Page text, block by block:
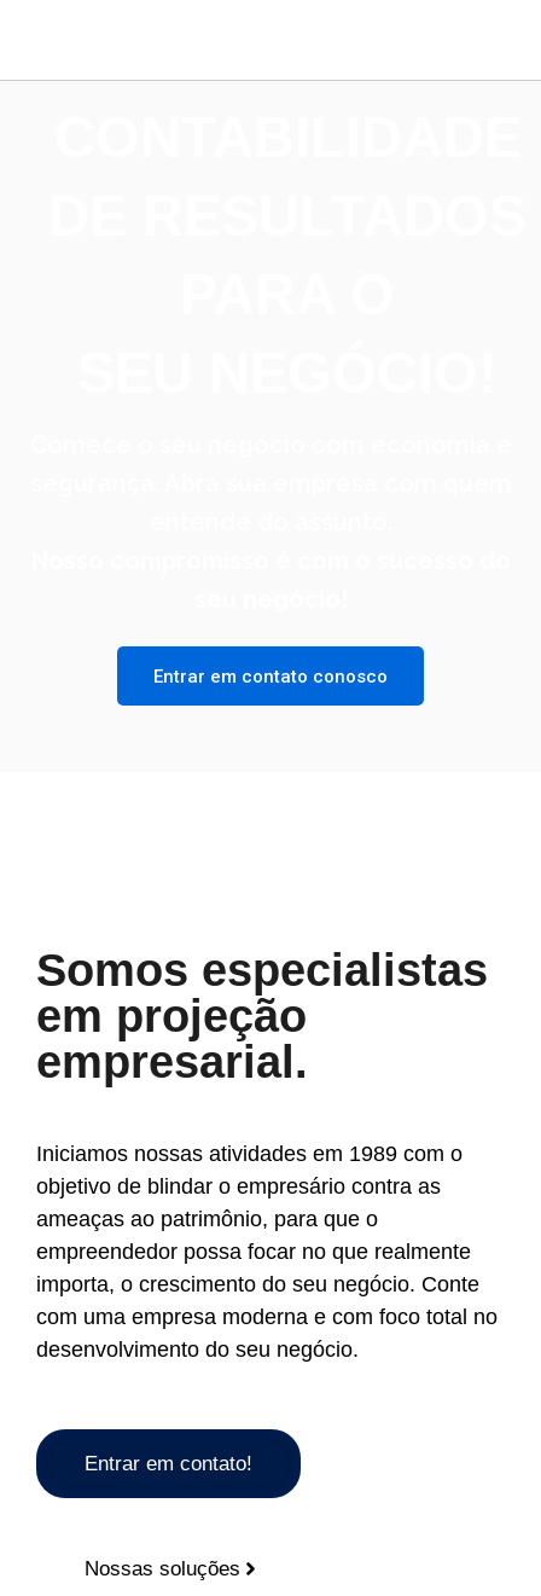
Entrar em contato conosco
Somos especialistas
em projeção
empresarial.
Iniciamos nossas atividades em 1989 com o
objetivo de blindar o empresário contra as
ameaças ao patrimônio, para que o
empreendedor possa focar no que realmente
importa, o crescimento do seu negócio. Conte
com uma empresa moderna e com foco total no
desenvolvimento do seu negócio.
Entrar em contato!
Nossas soluções